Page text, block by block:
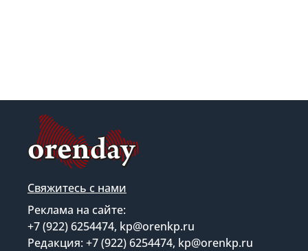
Свяжитесь с нами
Реклама на сайте:
+7 (922) 6254474, kp@orenkp.ru
Редакция: +7 (922) 6254474, kp@orenkp.ru